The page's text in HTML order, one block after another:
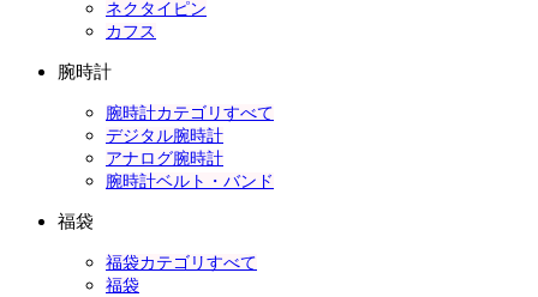
ネクタイピン
カフス
腕時計
腕時計カテゴリすべて
デジタル腕時計
アナログ腕時計
腕時計ベルト・バンド
福袋
福袋カテゴリすべて
福袋